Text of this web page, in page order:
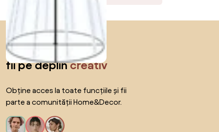
Descoperă,
inspiră-te și
fii pe deplincreativ
Obține acces la toate funcțiile și fii
parte a comunității Home&Decor.